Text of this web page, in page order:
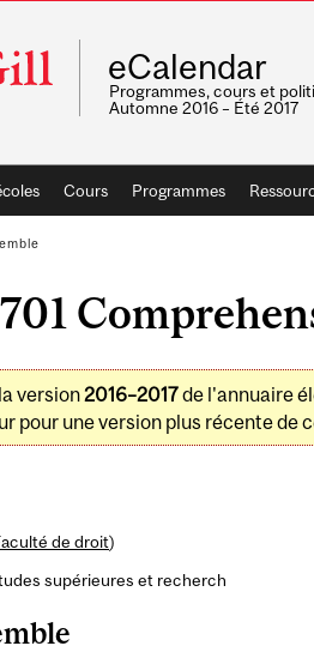
eCalendar
Programmes, cours et
Automne 2016 – Été 2017
Cours Programmes
version2016–2017de l'annuaire
pour une version plus récente de
de droit)
supérieures et recherch